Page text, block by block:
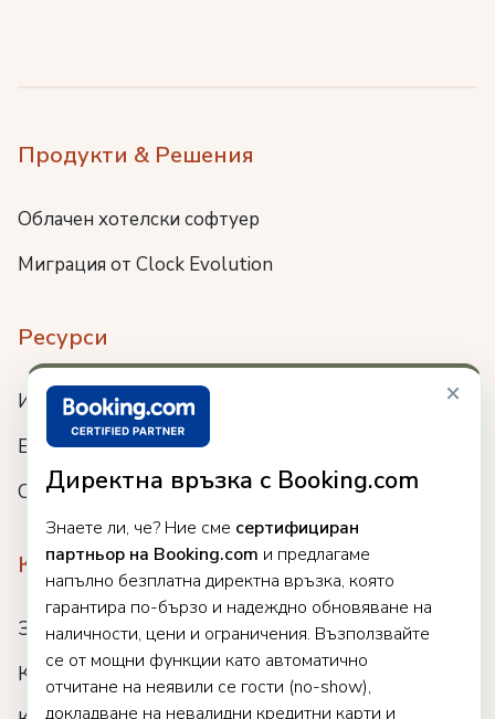
×
Директна връзка с Booking.com
Знаете ли, че? Ние сме сертифициран
партньор на Booking.com и предлагаме
напълно безплатна директна връзка, която
гарантира по-бързо и надеждно обновяване на
наличности, цени и ограничения. Възползвайте
се от мощни функции като автоматично
отчитане на неявили се гости (no-show),
докладване на невалидни кредитни карти и
Продукти & Решения
Облачен хотелски софтуер
Миграция от Clock Evolution
Ресурси
Интеграции
Блог
Събития
Компания
За нас
Кариери